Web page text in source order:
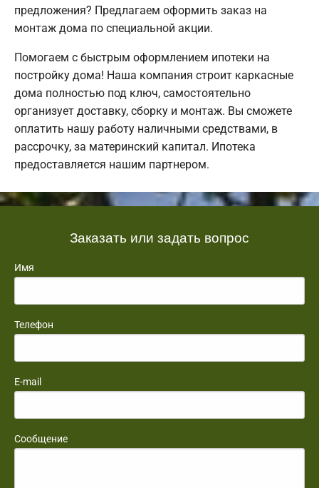
предложения? Предлагаем оформить заказ на
монтаж дома по специальной акции.
Помогаем с быстрым оформлением ипотеки на
постройку дома! Наша компания строит каркасные
дома полностью под ключ, самостоятельно
организует доставку, сборку и монтаж. Вы сможете
оплатить нашу работу наличными средствами, в
рассрочку, за материнский капитал. Ипотека
предоставляется нашим партнером.
Заказать или задать вопрос
Имя
Телефон
E-mail
Сообщение